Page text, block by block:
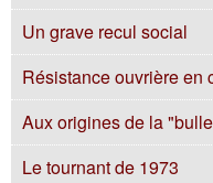
Un grave recul social
Résistance ouvrière en
Aux origines de la
Le tournant de 1973